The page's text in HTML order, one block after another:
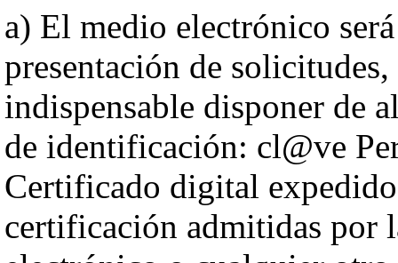
a) El medio electrónico
presentación de
indispensable disponer de
de identificación: cl@ve
Certificado digital
certificación admitidas por